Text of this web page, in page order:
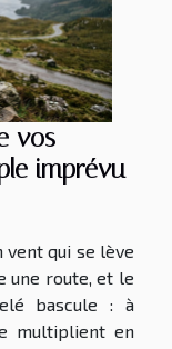
vos
imprévu
vent qui se lève
une route, et le
bascule : à
multiplient en